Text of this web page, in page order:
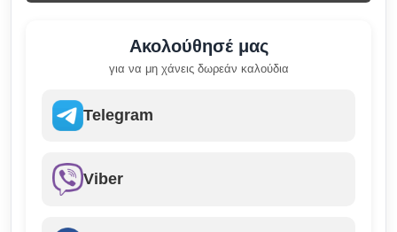
Ακολούθησέ μας
για να μη χάνεις δωρεάν καλούδια
Telegram
Viber